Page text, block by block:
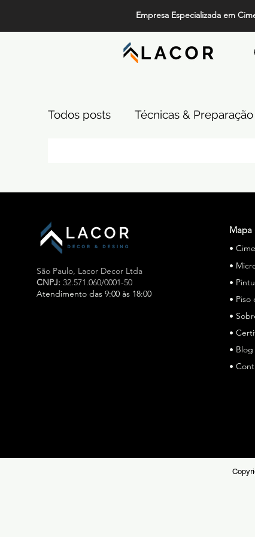
Empresa Especializada em
Todos posts Técnicas & Preparação
São Paulo, Lacor Decor Ltda
CNPJ: 32.571.060/0001-50
Atendimento das 9:00 às 18:00
Especialista em cimento queimado e microcimento
São Paulo, a Lacor Decor atua há mais de 15 anos,
Lacor Decor é especialista em cimento queimado e
microcimento em São Paulo, oferecendo soluções de
alto padrão para pisos e revestimentos. Referência
Mapa
•
•
•
• Piso
•
•
• Blog
•